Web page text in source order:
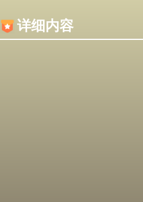
详细内容